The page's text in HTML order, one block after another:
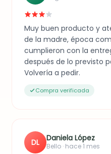
Muy buen producto y
de la madre, época
cumplieron con la
después de lo previsto
Volvería a pedir.
Compra verificada
DL Daniela López
Bello · hace 1 mes